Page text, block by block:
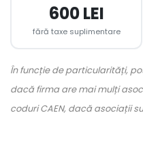
600 LEI
fără taxe suplimentare
În funcție de particularități,
dacă firma are mai mulți
coduri CAEN, dacă asociații